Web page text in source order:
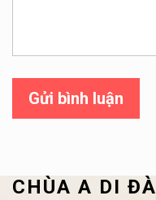
Gửi bình luận
CHÙA A DI ĐÀ